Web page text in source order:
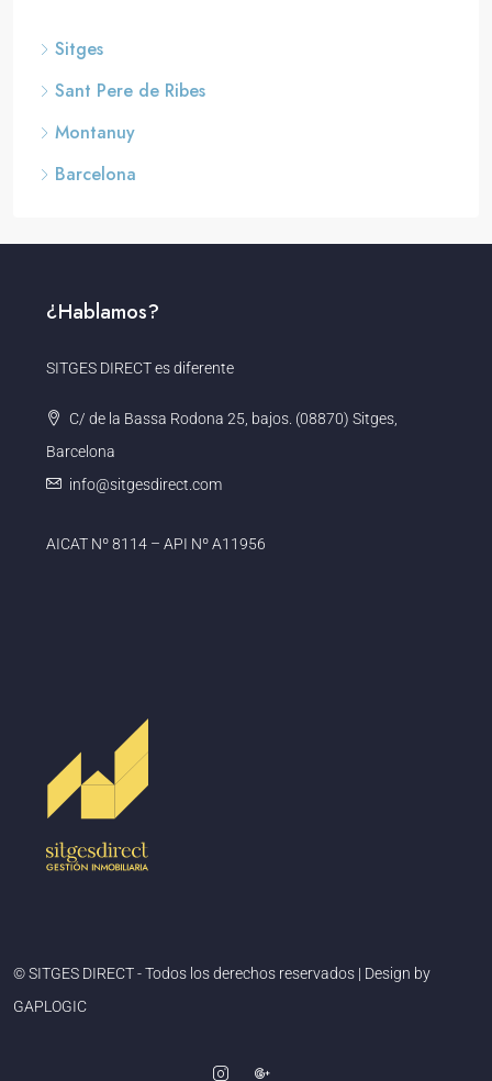
Sitges
Sant Pere de Ribes
Montanuy
Barcelona
¿Hablamos?
SITGES DIRECT es diferente
C/ de la Bassa Rodona 25, bajos. (08870) Sitges,
Barcelona
info@sitgesdirect.com
AICAT Nº 8114 – API Nº A11956
© SITGES DIRECT - Todos los derechos reservados | Design by
GAPLOGIC